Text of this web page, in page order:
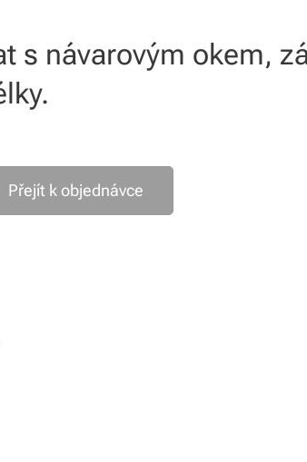
s návarovým okem,
Přejít k objednávce